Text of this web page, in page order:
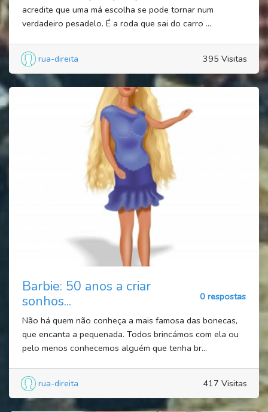
acredite que uma má escolha se pode tornar num
verdadeiro pesadelo. É a roda que sai do carro ...
rua-direita 395 Visitas
Barbie: 50 anos a criar
sonhos...
0 respostas
Não há quem não conheça a mais famosa das bonecas,
que encanta a pequenada. Todos brincámos com ela ou
pelo menos conhecemos alguém que tenha br...
rua-direita 417 Visitas